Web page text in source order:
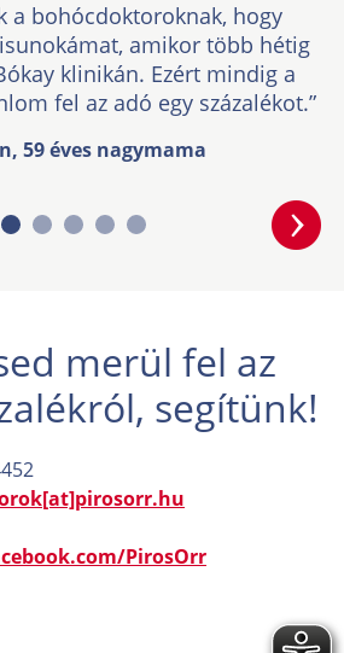
a bohócdoktoroknak, hogy
amikor több hétig
klinikán. Ezért mindig a
fel az adó egy százalékot.”
59 éves nagymama
merül fel az
segítünk!
PirosOrr